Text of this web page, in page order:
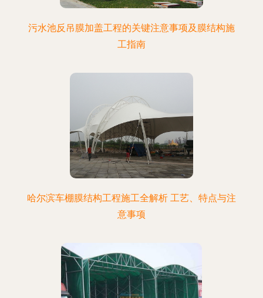
污水池反吊膜加盖工程的关键注意事项及膜结构施
工指南
哈尔滨车棚膜结构工程施工全解析 工艺、特点与注
意事项